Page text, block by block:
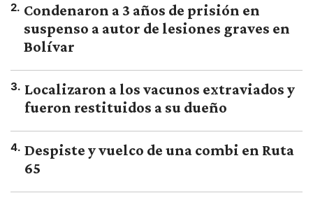
2. Condenaron a 3 años de prisión en
suspenso a autor de lesiones graves en
Bolívar
3. Localizaron a los vacunos extraviados y
fueron restituidos a su dueño
4. Despiste y vuelco de una combi en Ruta
65